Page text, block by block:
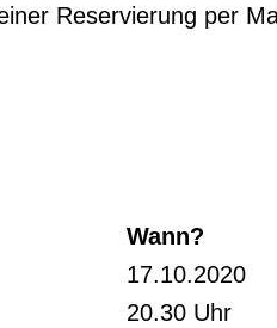
Reservierung per
Wann?
17.10.2020
20.30 Uhr